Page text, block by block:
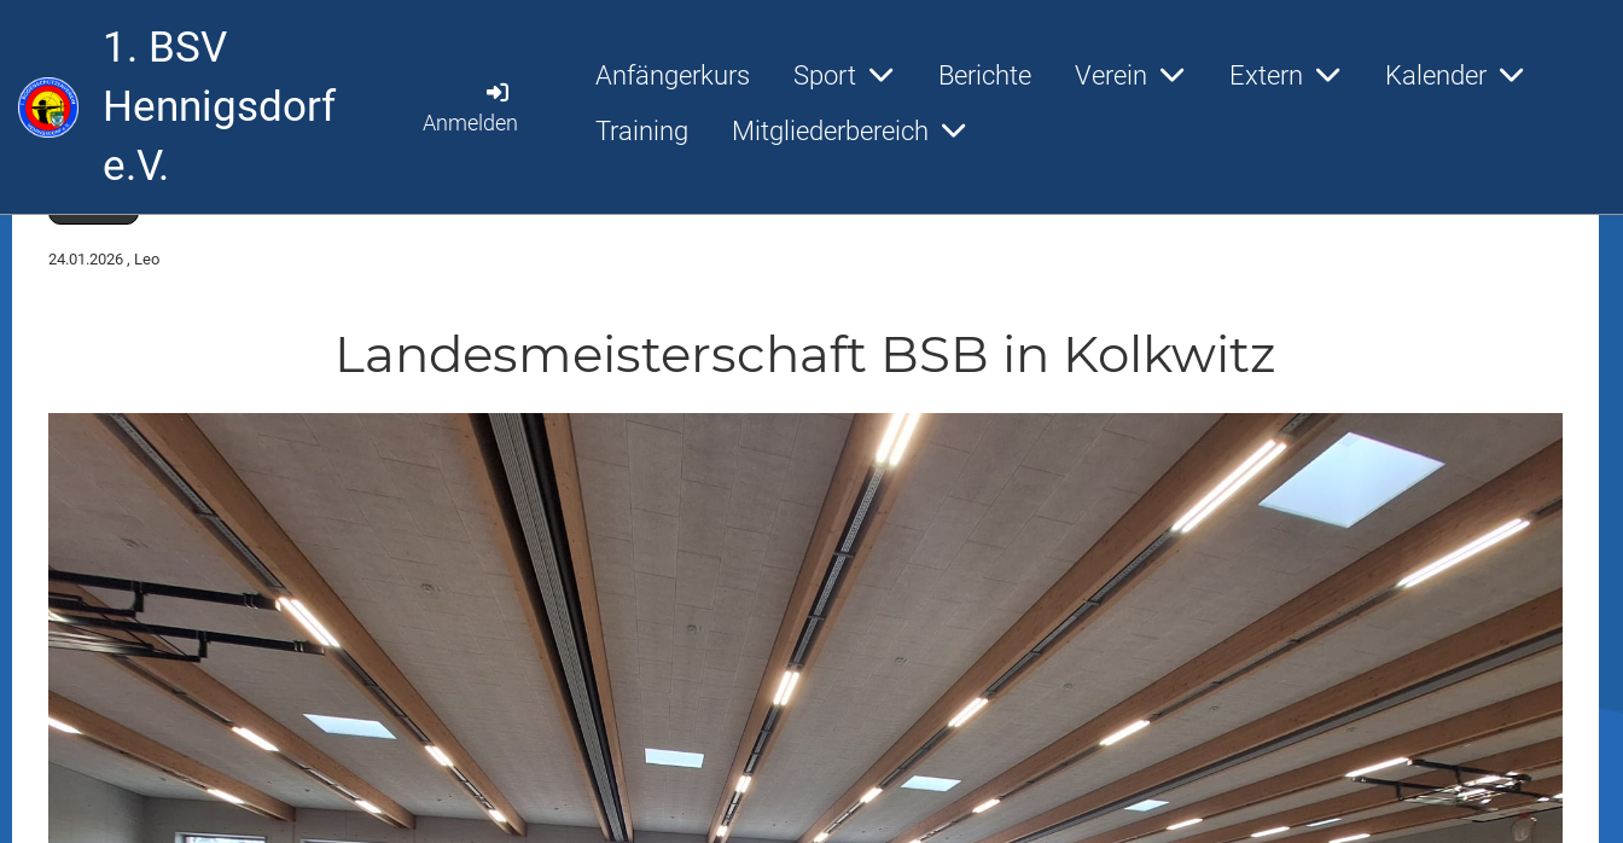
Anfängerkurs Sport Berichte Verein Extern
Kalender
Training
Mitgliederbereich
Anmelden
1. BSV
Hennigsdorf
e.V.
24.01.2026 , Leo
Landesmeisterschaft BSB in Kolkwitz